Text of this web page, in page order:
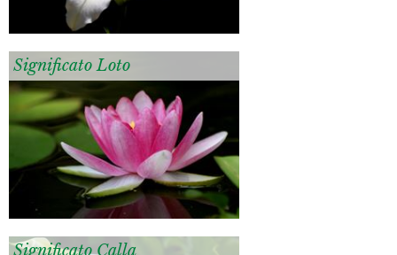
Significato Loto
Significato Calla